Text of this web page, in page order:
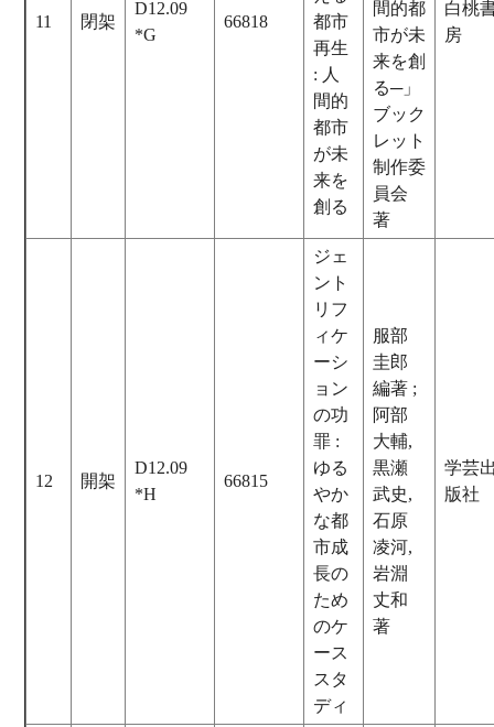
11 閉架
D12.09
*G
66818
都市
再生
: 人
間的
都市
が未
来を
創る
間的都
市が未
来を創
る─」
ブック
レット
制作委
員会
著
白桃
房
12 開架
D12.09
*H
66815
ジェ
ント
リフ
ィケ
ーシ
ョン
の功
罪 :
ゆる
やか
な都
市成
長の
ため
のケ
ース
スタ
ディ
服部
圭郎
編著 ;
阿部
大輔,
黒瀬
武史,
石原
凌河,
岩淵
丈和
著
学芸
版社